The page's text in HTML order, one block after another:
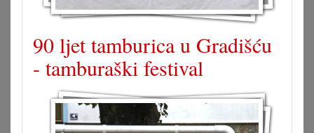
90 ljet tamburica u Gradišću
- tamburaški festival